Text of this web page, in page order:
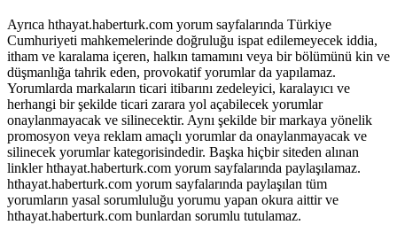
Ayrıca hthayat.haberturk.com yorum sayfalarında Türkiye
Cumhuriyeti mahkemelerinde doğruluğu ispat edilemeyecek iddia,
itham ve karalama içeren, halkın tamamını veya bir bölümünü kin ve
düşmanlığa tahrik eden, provokatif yorumlar da yapılamaz.
Yorumlarda markaların ticari itibarını zedeleyici, karalayıcı ve
herhangi bir şekilde ticari zarara yol açabilecek yorumlar
onaylanmayacak ve silinecektir. Aynı şekilde bir markaya yönelik
promosyon veya reklam amaçlı yorumlar da onaylanmayacak ve
silinecek yorumlar kategorisindedir. Başka hiçbir siteden alınan
linkler hthayat.haberturk.com yorum sayfalarında paylaşılamaz.
hthayat.haberturk.com yorum sayfalarında paylaşılan tüm
yorumların yasal sorumluluğu yorumu yapan okura aittir ve
hthayat.haberturk.com bunlardan sorumlu tutulamaz.